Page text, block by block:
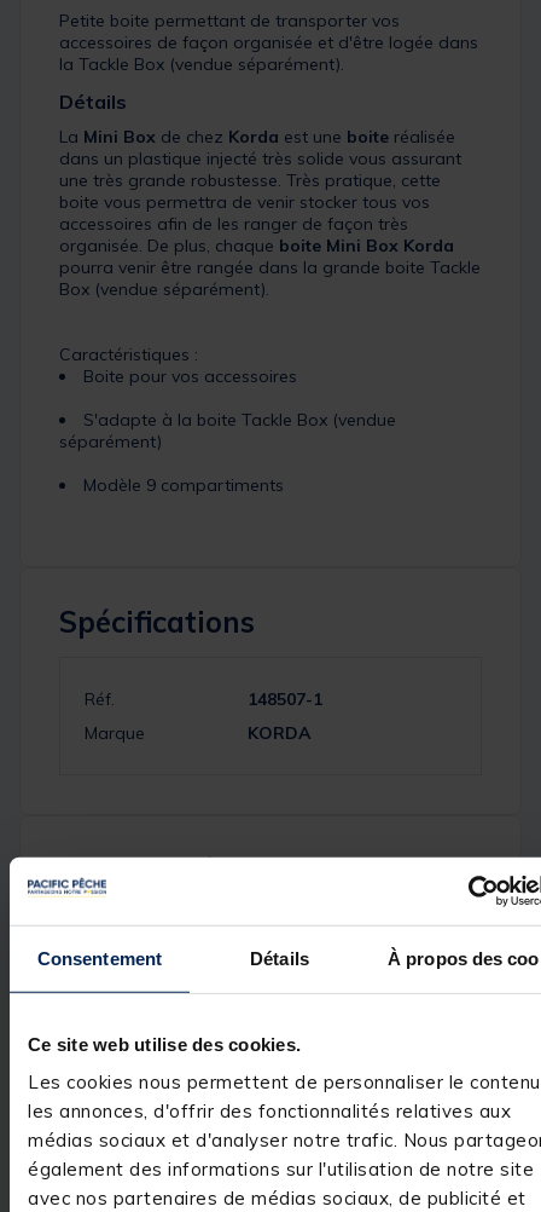
Consentement Détails À propos des
Ce site web utilise des cookies.
Les cookies nous permettent de personnaliser le
les annonces, d'offrir des fonctionnalités relatives aux
médias sociaux et d'analyser notre trafic. Nous
également des informations sur l'utilisation de notre site
avec nos partenaires de médias sociaux, de publicité et
Petite boite permettant de transporter vos
accessoires de façon organisée et d'être logée dans
la Tackle Box (vendue séparément).
Détails
La Mini Box de chez Korda est une boite réalisée
dans un plastique injecté très solide vous assurant
une très grande robustesse. Très pratique, cette
boite vous permettra de venir stocker tous vos
accessoires afin de les ranger de façon très
organisée. De plus, chaque boite Mini Box Korda
pourra venir être rangée dans la grande boite Tackle
Box (vendue séparément).
Caractéristiques :
Boite pour vos accessoires
S'adapte à la boite Tackle Box (vendue
séparément)
Modèle 9 compartiments
Spécifications
Réf.
148507-1
Marque
KORDA
Avis des pêcheurs
5
/5
Basé sur1 avis soumis à un
Voir tous les avis sur ce site
5 étoiles
1
4étoiles
0
3étoiles 0
Avis vérifié
Produit de qualité.
Utile(0)
Réponse de